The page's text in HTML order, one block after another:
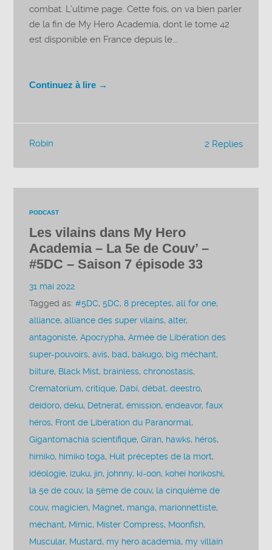
combat. L’ultime page. Cette fois, on va bien parler
de la fin de My Hero Academia, dont le tome 42
est disponible en France depuis le...
Continuez à lire →
2 Replies
Robin
PODCAST
Les vilains dans My Hero
Academia – La 5e de Couv’ –
#5DC – Saison 7 épisode 33
31 mai 2022
Tagged as:#5DC,5DC,8 préceptes,all for one,
alliance,alliance des super vilains,alter,
antagoniste,Apocrypha,Armée de Libération des
super-pouvoirs,avis, bad, bakugo, big méchant,
biiture, Black Mist, brainless,chronostasis,
Crematorium,critique, Dabi,débat,deestro,
deidoro,deku, Detnerat,émission,endeavor,faux
héros, Front de Libération du Paranormal,
Gigantomachia scientifique,Giran, hawks, héros,
himiko, himiko toga, Huit préceptes de la mort,
idéologie, izuku, jin, johnny, ki-oon, kohei horikoshi,
la 5e de couv, la 5ème de couv, la cinquième de
couv, magicien, Magnet, manga, marionnettiste,
méchant, Mimic, Mister Compress, Moonfish,
Muscular, Mustard, my hero academia, my villain